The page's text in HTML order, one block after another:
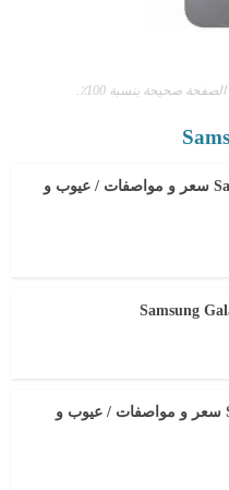
صحيحة بنسبة 100٪.
Samsung Galaxy S25 Edge سعر و مواصفات / عيوب و
Samsung Galaxy A17 5G سعر و مواصفات / عيوب و